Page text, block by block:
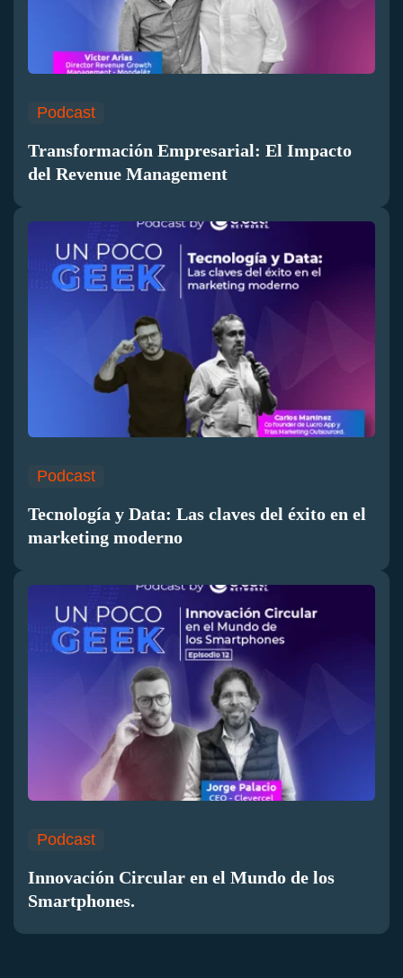
Podcast
Transformación Empresarial: El Impacto
del Revenue Management
Podcast
Tecnología y Data: Las claves del éxito en el
marketing moderno
Podcast
Innovación Circular en el Mundo de los
Smartphones.